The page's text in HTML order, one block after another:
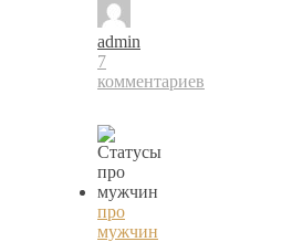
admin
7
комментариев
про
мужчин